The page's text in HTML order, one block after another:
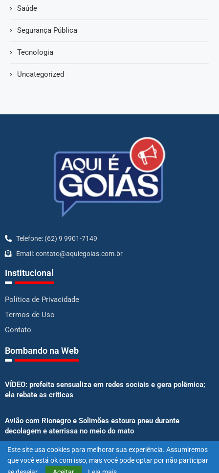
Saúde
Segurança Pública
Tecnologia
Uncategorized
Telefone: (62) 9 9901-7149
Email: contato@aquiegoias.com.br
Institucional
Política de Privacidade
Termos de Uso
Contato
Bombando na Web
VÍDEO: prefeita sensualiza em redes sociais e gera polêmica;
ela rebate as críticas
Avião com Rionegro e Solimões estoura pneu durante
decolagem e aterrissa no meio do mato
Senado aprova proibição de atletas e influenciadores em
anúncios de bets
Este site usa cookies para melhorar sua experiência. Assumiremos
que você está ok com isso, mas você pode optar por não participar